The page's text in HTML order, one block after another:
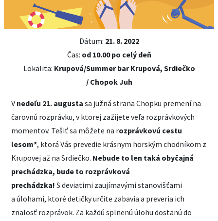
Dátum: 21. 8. 2022
Čas: od 10.00 po celý deň
Lokalita: Krupová/Summer bar Krupová, Srdiečko
/ Chopok Juh
V nedeľu 21. augusta sa južná strana Chopku premení na
čarovnú rozprávku, v ktorej zažijete veľa rozprávkových
momentov. Tešiť sa môžete na rozprávkovú cestu
lesom*, ktorá Vás prevedie krásnym horským chodníkom z
Krupovej až na Srdiečko. Nebude to len taká obyčajná
prechádzka, bude to rozprávková
prechádzka! S deviatimi zaujímavými stanovišťami
a úlohami, ktoré detičky určite zabavia a preveria ich
znalosť rozprávok. Za každú splnenú úlohu dostanú do